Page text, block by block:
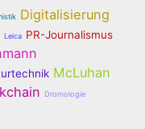
Digitalisierung
Leica PR-Journalismus
McLuhan
Dromologie